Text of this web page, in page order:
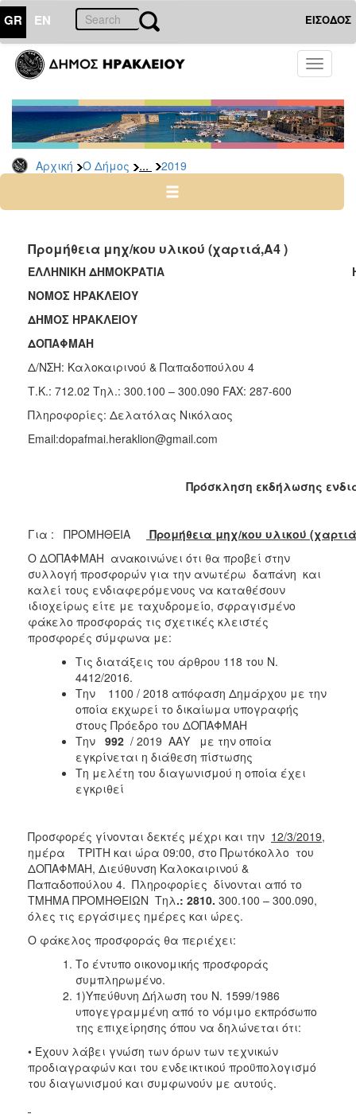
GR EN ΕΙΣΟΔΟΣ
Toggle
Αρχική Ο Δήμος ... 2019
ΔΗΜΟΣ
Διακηρύξεις
-
Δημοπρασίες
Αρχείο
2025
2023
2022
2021
2020
2019
2018
2017
2016
2015
ΤΟΠΟΣ
ΠΟΛΙΤΙΣΜΟΣ
ΑΝΘΕΚΤΙΚΗ
Προμήθεια μηχ/κου υλικού (χαρτιά,Α4 )
ΕΛΛΗΝΙΚΗ ΔΗΜΟΚΡΑΤΙΑ
ΝΟΜΟΣ ΗΡΑΚΛΕΙΟΥ
ΔΗΜΟΣ ΗΡΑΚΛΕΙΟΥ
ΔΟΠΑΦΜΑΗ
Δ/ΝΣΗ: Καλοκαιρινού & Παπαδοπούλου 4
Τ.Κ.: 712.02 Τηλ.: 300.100 – 300.090 FAX: 287-600
Πληροφορίες: Δελατόλας Νικόλαος
Email:dopafmai.heraklion@gmail.com
Πρόσκληση εκδήλωσης
Για : ΠΡΟΜΗΘΕΙΑ
Προμήθεια μηχ/κου υλικού
Ο ΔΟΠΑΦΜΑΗ ανακοινώνει ότι θα προβεί στην
συλλογή προσφορών για την ανωτέρω δαπάνη και
καλεί τους ενδιαφερόμενους να καταθέσουν
ιδιοχείρως είτε με ταχυδρομείο, σφραγισμένο
φάκελο προσφοράς τις σχετικές κλειστές
προσφορές σύμφωνα με:
Τις διατάξεις του άρθρου 118 του Ν.
4412/2016.
Την 1100 / 2018 απόφαση Δημάρχου με την
οποία εκχωρεί το δικαίωμα υπογραφής
στους Πρόεδρο του ΔΟΠΑΦΜΑΗ
Την 992 / 2019 ΑΑΥ με την οποία
εγκρίνεται η διάθεση πίστωσης
Τη μελέτη του διαγωνισμού η οποία έχει
εγκριθεί
Προσφορές γίνονται δεκτές μέχρι και την 12/3/2019,
ημέρα ΤΡΙΤΗ και ώρα 09:00, στο Πρωτόκολλο του
ΔΟΠΑΦΜΑΗ, Διεύθυνση Καλοκαιρινού &
Παπαδοπούλου 4. Πληροφορίες δίνονται από το
ΤΜΗΜΑ ΠΡΟΜΗΘΕΙΩΝ Τηλ.: 2810. 300.100 – 300.090,
όλες τις εργάσιμες ημέρες και ώρες.
Ο φάκελος προσφοράς θα περιέχει:
Το έντυπο οικονομικής προσφοράς
συμπληρωμένο.
1)Υπεύθυνη Δήλωση του Ν. 1599/1986
υπογεγραμμένη από το νόμιμο εκπρόσωπο
της επιχείρησης όπου να δηλώνεται ότι:
• Έχουν λάβει γνώση των όρων των τεχνικών
προδιαγραφών και του ενδεικτικού προϋπολογισμό
του διαγωνισμού και συμφωνούν με αυτούς.